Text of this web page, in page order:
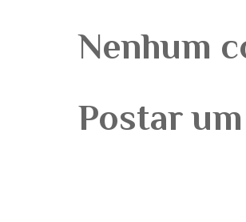
Nenhum
Postar